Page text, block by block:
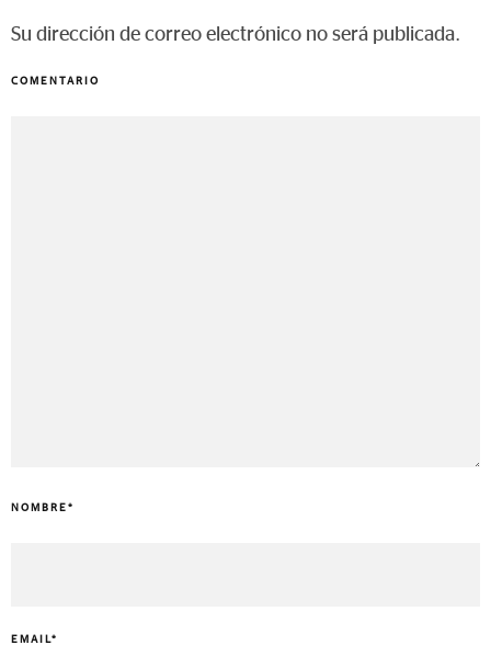
Su dirección de correo electrónico no será publicada.
COMENTARIO
NOMBRE *
EMAIL*